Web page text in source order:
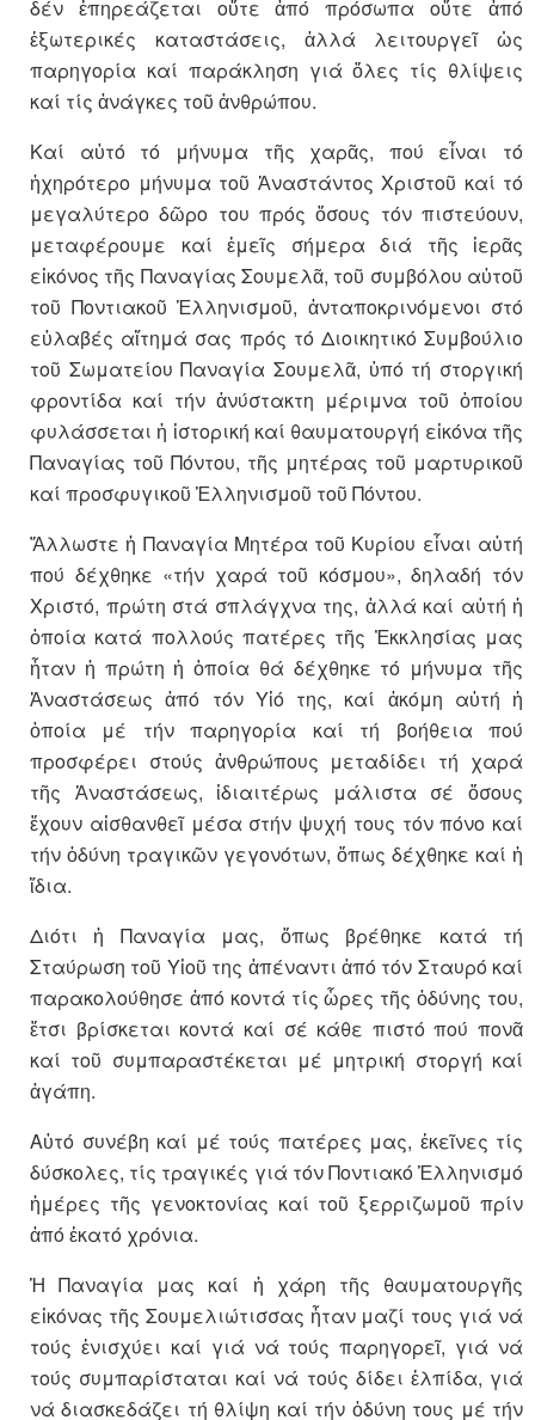
δέν ἐπηρεάζεται οὔτε ἀπό πρόσωπα οὔτε ἀπό
ἐξωτερικές καταστάσεις, ἀλλά λειτουργεῖ ὡς
παρηγορία καί παράκληση γιά ὅλες τίς θλίψεις
καί τίς ἀνάγκες τοῦ ἀνθρώπου.
Καί αὐτό τό μήνυμα τῆς χαρᾶς, πού εἶναι τό
ἠχηρότερο μήνυμα τοῦ Ἀναστάντος Χριστοῦ καί τό
μεγαλύτερο δῶρο του πρός ὅσους τόν πιστεύουν,
μεταφέρουμε καί ἐμεῖς σήμερα διά τῆς ἱερᾶς
εἰκόνος τῆς Παναγίας Σουμελᾶ, τοῦ συμβόλου αὐτοῦ
τοῦ Ποντιακοῦ Ἑλληνισμοῦ, ἀνταποκρινόμενοι στό
εὐλαβές αἴτημά σας πρός τό Διοικητικό Συμβούλιο
τοῦ Σωματείου Παναγία Σουμελᾶ, ὑπό τή στοργική
φροντίδα καί τήν ἀνύστακτη μέριμνα τοῦ ὁποίου
φυλάσσεται ἡ ἱστορική καί θαυματουργή εἰκόνα τῆς
Παναγίας τοῦ Πόντου, τῆς μητέρας τοῦ μαρτυρικοῦ
καί προσφυγικοῦ Ἑλληνισμοῦ τοῦ Πόντου.
Ἄλλωστε ἡ Παναγία Μητέρα τοῦ Κυρίου εἶναι αὐτή
πού δέχθηκε «τήν χαρά τοῦ κόσμου», δηλαδή τόν
Χριστό, πρώτη στά σπλάγχνα της, ἀλλά καί αὐτή ἡ
ὁποία κατά πολλούς πατέρες τῆς Ἐκκλησίας μας
ἦταν ἡ πρώτη ἡ ὁποία θά δέχθηκε τό μήνυμα τῆς
Ἀναστάσεως ἀπό τόν Υἱό της, καί ἀκόμη αὐτή ἡ
ὁποία μέ τήν παρηγορία καί τή βοήθεια πού
προσφέρει στούς ἀνθρώπους μεταδίδει τή χαρά
τῆς Ἀναστάσεως, ἰδιαιτέρως μάλιστα σέ ὅσους
ἔχουν αἰσθανθεῖ μέσα στήν ψυχή τους τόν πόνο καί
τήν ὀδύνη τραγικῶν γεγονότων, ὅπως δέχθηκε καί ἡ
ἴδια.
Διότι ἡ Παναγία μας, ὅπως βρέθηκε κατά τή
Σταύρωση τοῦ Υἱοῦ της ἀπέναντι ἀπό τόν Σταυρό καί
παρακολούθησε ἀπό κοντά τίς ὧρες τῆς ὀδύνης του,
ἔτσι βρίσκεται κοντά καί σέ κάθε πιστό πού πονᾶ
καί τοῦ συμπαραστέκεται μέ μητρική στοργή καί
ἀγάπη.
Αὐτό συνέβη καί μέ τούς πατέρες μας, ἐκεῖνες τίς
δύσκολες, τίς τραγικές γιά τόν Ποντιακό Ἑλληνισμό
ἡμέρες τῆς γενοκτονίας καί τοῦ ξερριζωμοῦ πρίν
ἀπό ἑκατό χρόνια.
Ἡ Παναγία μας καί ἡ χάρη τῆς θαυματουργῆς
εἰκόνας τῆς Σουμελιώτισσας ἦταν μαζί τους γιά νά
τούς ἐνισχύει καί γιά νά τούς παρηγορεῖ, γιά νά
τούς συμπαρίσταται καί νά τούς δίδει ἐλπίδα, γιά
νά διασκεδάζει τή θλίψη καί τήν ὀδύνη τους μέ τήν